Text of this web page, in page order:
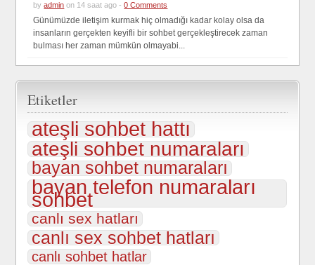
byadmin on 14 saat ago -0 Comments
Günümüzde iletişim kurmak hiç olmadığı kadar kolay olsa da
insanların gerçekten keyifli bir sohbet gerçekleştirecek zaman
bulması her zaman mümkün olmayabi...
Etiketler
ateşli sohbet hattı
ateşli sohbet numaraları
bayan sohbet numaraları
bayan telefon numaraları
sohbet
canlı sex hatları
canlı sex sohbet hatları
canlı sohbet hatlar